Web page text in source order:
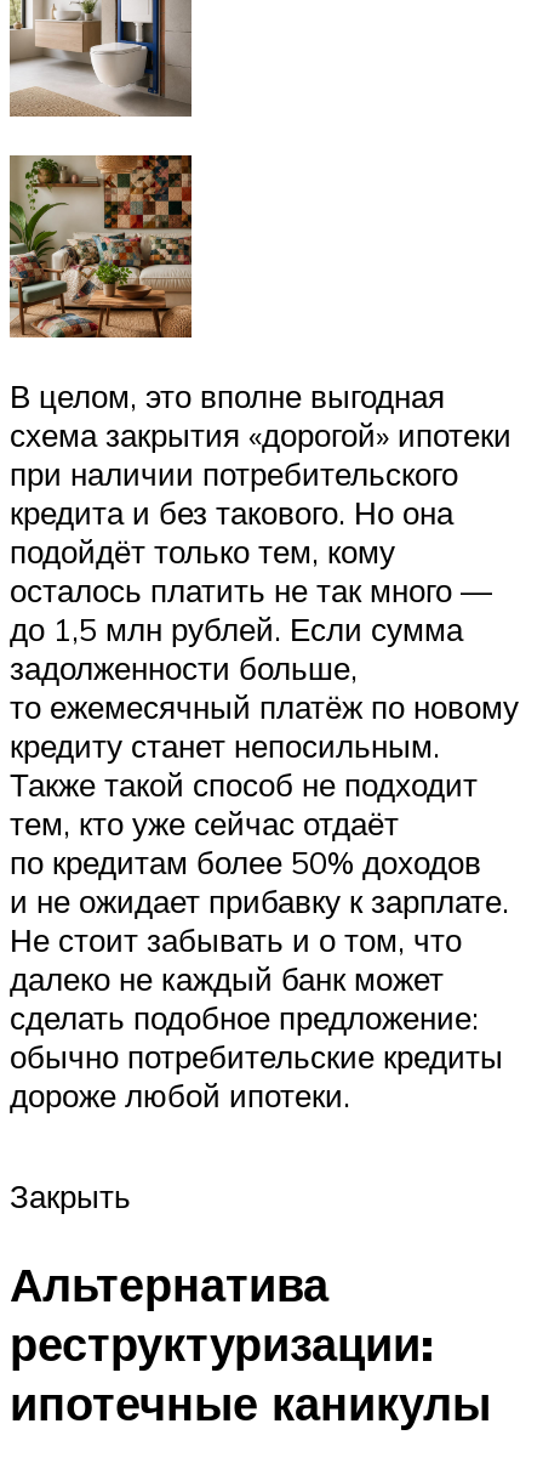
В целом, это вполне выгодная
схема закрытия «дорогой» ипотеки
при наличии потребительского
кредита и без такового. Но она
подойдёт только тем, кому
осталось платить не так много —
до 1,5 млн рублей. Если сумма
задолженности больше,
то ежемесячный платёж по новому
кредиту станет непосильным.
Также такой способ не подходит
тем, кто уже сейчас отдаёт
по кредитам более 50% доходов
и не ожидает прибавку к зарплате.
Не стоит забывать и о том, что
далеко не каждый банк может
сделать подобное предложение:
обычно потребительские кредиты
дороже любой ипотеки.
Закрыть
Альтернатива
реструктуризации:
ипотечные каникулы